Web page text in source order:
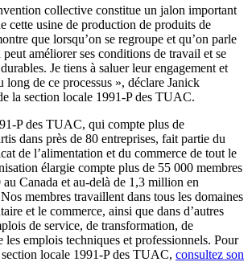
collective constitue un jalon important
cette usine de production de produits de
que lorsqu’on se regroupe et qu’on parle
améliorer ses conditions de travail et se
Je tiens à saluer leur engagement et
long de ce processus », déclare Janick
la section locale 1991-P des TUAC.
P des TUAC, qui compte plus de
dans près de 80 entreprises, fait partie du
de l’alimentation et du commerce de tout le
élargie compte plus de 55 000 membres
Canada et au-delà de 1,3 million en
membres travaillent dans tous les domaines
et le commerce, ainsi que dans d’autres
de service, de transformation, de
les emplois techniques et professionnels. Pour
locale 1991-P des TUAC, consultez son